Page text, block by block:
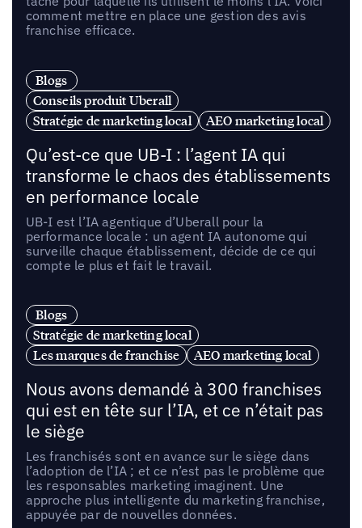
comment mettre en place une gestion des avis
franchise efficace.
Blogs
Conseils produit Uberall
Stratégie de marketing local
AEO marketing local
Qu’est-ce que UB-I : l’agent IA qui
transforme le chaos des établissements
en performance locale
UB-I est l’IA agentique d’Uberall pour la
performance locale : un agent IA autonome qui
surveille chaque établissement, décide de ce qui
compte le plus et fait le travail.
Blogs
Stratégie de marketing local
Les marques de franchise
AEO marketing local
Nous avons demandé à 300 franchises
qui est en tête sur l’IA, et ce n’était pas
le siège
Les franchisés sont en avance sur le siège dans
l’adoption de l’IA ; et ce n’est pas le problème que
les responsables marketing imaginent. Une
approche plus intelligente du marketing franchise,
appuyée par de nouvelles données.